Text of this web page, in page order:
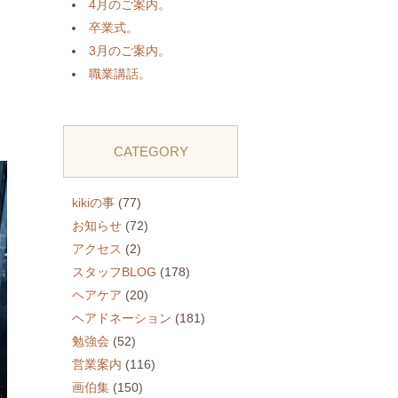
4月のご案内。
卒業式。
3月のご案内。
職業講話。
CATEGORY
kikiの事 (77)
お知らせ (72)
アクセス (2)
スタッフBLOG (178)
ヘアケア (20)
ヘアドネーション (181)
勉強会 (52)
営業案内 (116)
画伯集 (150)